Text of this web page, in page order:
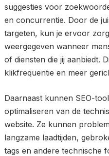
suggesties voor
en concurrentie. Door de
targeten, kun je ervoor
weergegeven wanneer
of diensten die jij aanbiedt.
klikfrequentie en meer
Daarnaast kunnen SEO-
optimaliseren van de
website. Ze kunnen
langzame laadtijden,
tags en andere technische